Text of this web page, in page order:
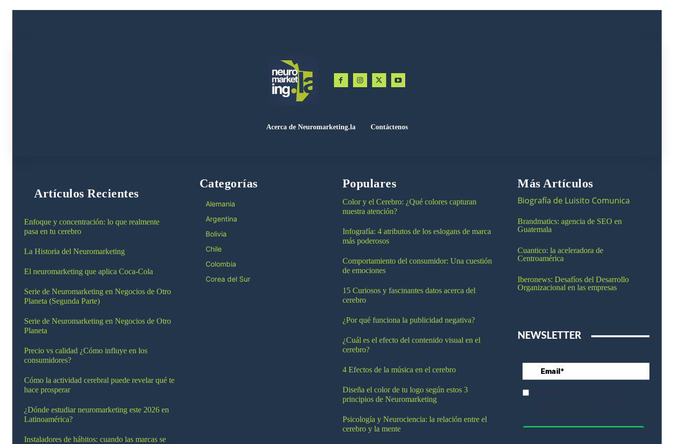
Acerca de Neuromarketing.la Contáctenos
Artículos Recientes
Enfoque y concentración: lo que realmente
pasa en tu cerebro
La Historia del Neuromarketing
El neuromarketing que aplica Coca-Cola
Serie de Neuromarketing en Negocios de Otro
Planeta (Segunda Parte)
Serie de Neuromarketing en Negocios de Otro
Planeta
Precio vs calidad ¿Cómo influye en los
consumidores?
Cómo la actividad cerebral puede revelar qué te
hace prosperar
¿Dónde estudiar neuromarketing este 2026 en
Latinoamérica?
Instaladores de hábitos: cuando las marcas se
Categorías
Alemania
Argentina
Bolivia
Chile
Colombia
Corea del Sur
Populares
Color y el Cerebro: ¿Qué colores capturan
nuestra atención?
Infografía: 4 atributos de los eslogans de marca
más poderosos
Comportamiento del consumidor: Una cuestión
de emociones
15 Curiosos y fascinantes datos acerca del
cerebro
¿Por qué funciona la publicidad negativa?
¿Cuál es el efecto del contenido visual en el
cerebro?
4 Efectos de la música en el cerebro
Diseña el color de tu logo según estos 3
principios de Neuromarketing
Psicología y Neurociencia: la relación entre el
cerebro y la mente
Más Artículos
Biografía de Luisito Comunica
Brandmatics: agencia de SEO en
Guatemala
Cuantico: la aceleradora de
Centroamérica
Iberonews: Desafíos del Desarrollo
Organizacional en las empresas
NEWSLETTER